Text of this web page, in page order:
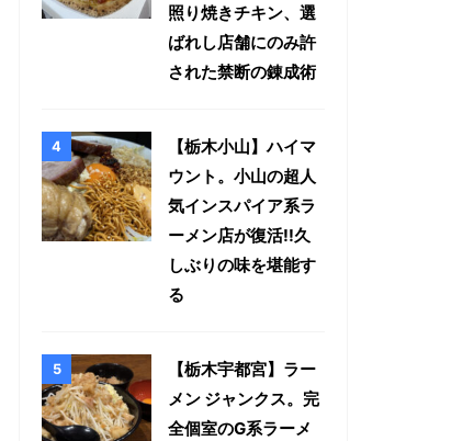
照り焼きチキン、選
ばれし店舗にのみ許
された禁断の錬成術
【栃木小山】ハイマ
ウント。小山の超人
気インスパイア系ラ
ーメン店が復活!!久
しぶりの味を堪能す
る
【栃木宇都宮】ラー
メン ジャンクス。完
全個室のG系ラーメ